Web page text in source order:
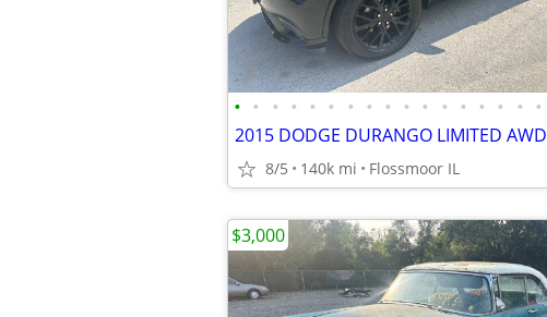
• • • • • • • • • • • • • • • • •
2015 DODGE DURANGO LIMITED AWD
8/5 140k mi Flossmoor IL
$3,000